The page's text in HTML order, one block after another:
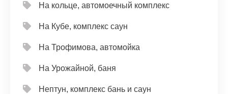
На кольце, автомоечный комплекс
На Кубе, комплекс саун
На Трофимова, автомойка
На Урожайной, баня
Нептун, комплекс бань и саун